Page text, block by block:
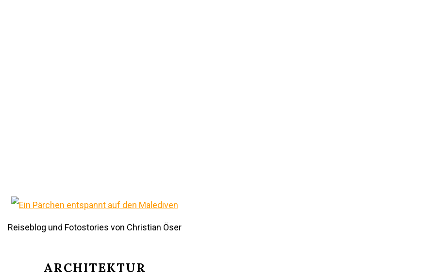
Reiseblog und Fotostories von Christian Öser
ARCHITEKTUR